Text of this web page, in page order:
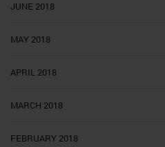
JUNE 2018
MAY 2018
APRIL 2018
MARCH 2018
FEBRUARY 2018